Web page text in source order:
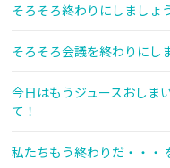
そろそろ終わりにしましょ
そろそろ会議を終わりにし
今日はもうジュースおしま
て！
私たちもう終わりだ・・・